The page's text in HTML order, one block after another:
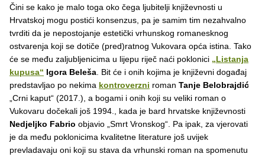
Čini se kako je malo toga oko čega ljubitelji književnosti u
Hrvatskoj mogu postići konsenzus, pa je samim tim nezahvalno
tvrditi da je nepostojanje estetički vrhunskog romanesknog
ostvarenja koji se dotiče (pred)ratnog Vukovara opća istina. Tako
će se među zaljubljenicima u lijepu riječ naći poklonici „Listanja
kupusa“ Igora Beleša . Bit će i onih kojima je književni događaj
predstavljao po nekima kontroverzni roman Tanje Belobrajdić
„Crni kaput“ (2017.), a bogami i onih koji su veliki roman o
Vukovaru dočekali još 1994., kada je bard hrvatske književnosti
Nedjeljko Fabrio objavio „Smrt Vronskog“. Pa ipak, za vjerovati
je da među poklonicima kvalitetne literature još uvijek
prevladavaju oni koji su stava da vrhunski roman na spomenutu